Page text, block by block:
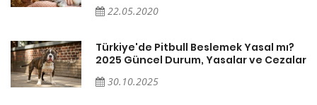
22.05.2020
Türkiye'de Pitbull Beslemek Yasal mı?
2025 Güncel Durum, Yasalar ve Cezalar
30.10.2025